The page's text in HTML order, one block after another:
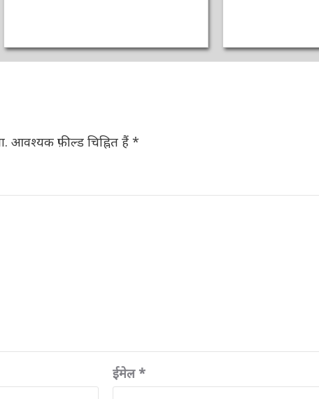
आवश्यक फ़ील्ड चिह्नित हैं
ईमेल*